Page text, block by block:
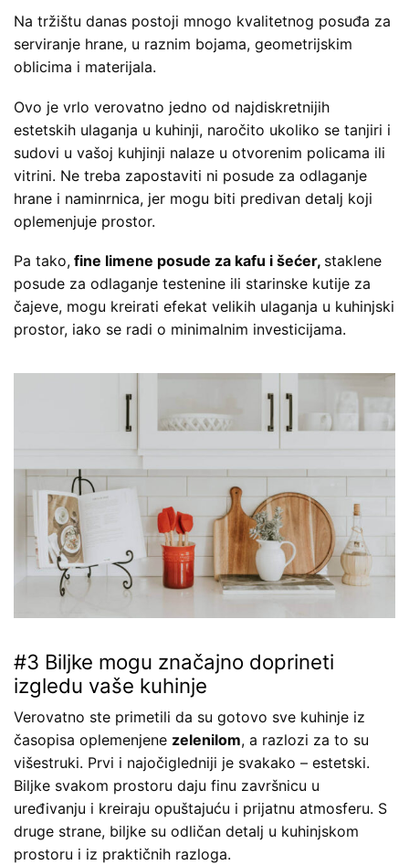
Na tržištu danas postoji mnogo kvalitetnog posuđa za
serviranje hrane, u raznim bojama, geometrijskim
oblicima i materijala.
Ovo je vrlo verovatno jedno od najdiskretnijih
estetskih ulaganja u kuhinji, naročito ukoliko se tanjiri i
sudovi u vašoj kuhjinji nalaze u otvorenim policama ili
vitrini. Ne treba zapostaviti ni posude za odlaganje
hrane i naminrnica, jer mogu biti predivan detalj koji
oplemenjuje prostor.
Pa tako, fine limene posude za kafu i šećer, staklene
posude za odlaganje testenine ili starinske kutije za
čajeve, mogu kreirati efekat velikih ulaganja u kuhinjski
prostor, iako se radi o minimalnim investicijama.
#3 Biljke mogu značajno doprineti
izgledu vaše kuhinje
Verovatno ste primetili da su gotovo sve kuhinje iz
časopisa oplemenjene zelenilom, a razlozi za to su
višestruki. Prvi i najočigledniji je svakako – estetski.
Biljke svakom prostoru daju finu završnicu u
uređivanju i kreiraju opuštajuću i prijatnu atmosferu. S
druge strane, biljke su odličan detalj u kuhinjskom
prostoru i iz praktičnih razloga.